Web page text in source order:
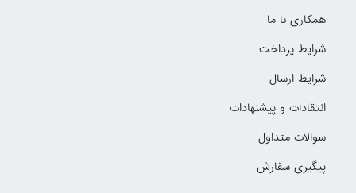
همکاری با ما
شرایط پرداخت
شرایط ارسال
انتقادات و پیشنهادات
سوالات متداول
پیگیری سفارش